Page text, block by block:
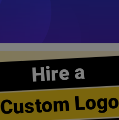
Hire a
Custom Logo